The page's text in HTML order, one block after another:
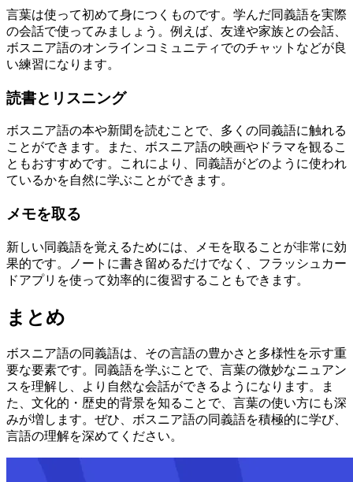
言葉は使って初めて身につくものです。学んだ同義語を実際
の会話で使ってみましょう。例えば、友達や家族との会話、
ボスニア語のオンラインコミュニティでのチャットなどが良
い練習になります。
読書とリスニング
ボスニア語の本や新聞を読むことで、多くの同義語に触れる
ことができます。また、ボスニア語の映画やドラマを観るこ
ともおすすめです。これにより、同義語がどのように使われ
ているかを自然に学ぶことができます。
メモを取る
新しい同義語を覚えるためには、メモを取ることが非常に効
果的です。ノートに書き留めるだけでなく、フラッシュカー
ドアプリを使って効率的に復習することもできます。
まとめ
ボスニア語の同義語は、その言語の豊かさと多様性を示す重
要な要素です。同義語を学ぶことで、言葉の微妙なニュアン
スを理解し、より自然な会話ができるようになります。ま
た、文化的・歴史的背景を知ることで、言葉の使い方にも深
みが増します。ぜひ、ボスニア語の同義語を積極的に学び、
言語の理解を深めてください。